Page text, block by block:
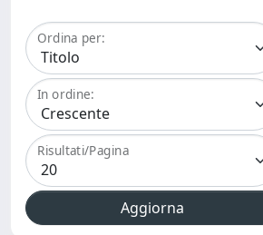
Ordina per:
In ordine:
Risultati/Pagina